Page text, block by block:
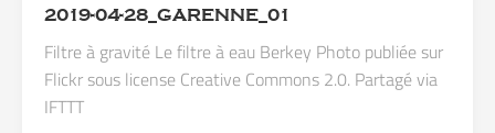
2019-04-28_GARENNE_01
Filtre à gravité Le filtre à eau Berkey Photo publiée sur
Flickr sous license Creative Commons 2.0. Partagé via
IFTTT